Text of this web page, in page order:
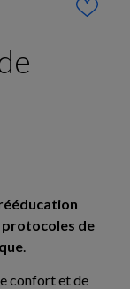
protocoles de
.
confort et de